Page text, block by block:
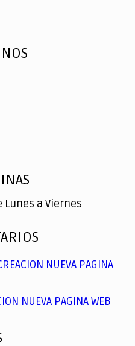
Lunes a Viernes
NUEVA PAGINA
NUEVA PAGINA WEB